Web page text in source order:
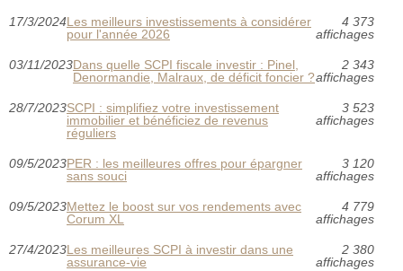
17/3/2024Les meilleurs investissements à considérer
pour l'année 2026
4 373
affichages
03/11/2023Dans quelle SCPI fiscale investir : Pinel,
Denormandie, Malraux, de déficit foncier ?
2 343
affichages
28/7/2023SCPI : simplifiez votre investissement
immobilier et bénéficiez de revenus
réguliers
3 523
affichages
09/5/2023PER : les meilleures offres pour épargner
sans souci
3 120
affichages
09/5/2023Mettez le boost sur vos rendements avec
Corum XL
4 779
affichages
27/4/2023Les meilleures SCPI à investir dans une
assurance-vie
2 380
affichages